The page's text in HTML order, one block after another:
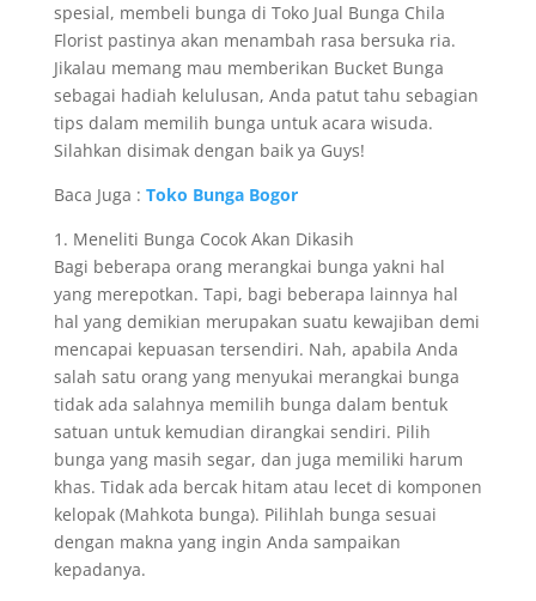
spesial, membeli bunga di Toko Jual Bunga Chila
Florist pastinya akan menambah rasa bersuka ria.
Jikalau memang mau memberikan Bucket Bunga
sebagai hadiah kelulusan, Anda patut tahu sebagian
tips dalam memilih bunga untuk acara wisuda.
Silahkan disimak dengan baik ya Guys!
Baca Juga : Toko Bunga Bogor
1. Meneliti Bunga Cocok Akan Dikasih
Bagi beberapa orang merangkai bunga yakni hal
yang merepotkan. Tapi, bagi beberapa lainnya hal
hal yang demikian merupakan suatu kewajiban demi
mencapai kepuasan tersendiri. Nah, apabila Anda
salah satu orang yang menyukai merangkai bunga
tidak ada salahnya memilih bunga dalam bentuk
satuan untuk kemudian dirangkai sendiri. Pilih
bunga yang masih segar, dan juga memiliki harum
khas. Tidak ada bercak hitam atau lecet di komponen
kelopak (Mahkota bunga). Pilihlah bunga sesuai
dengan makna yang ingin Anda sampaikan
kepadanya.